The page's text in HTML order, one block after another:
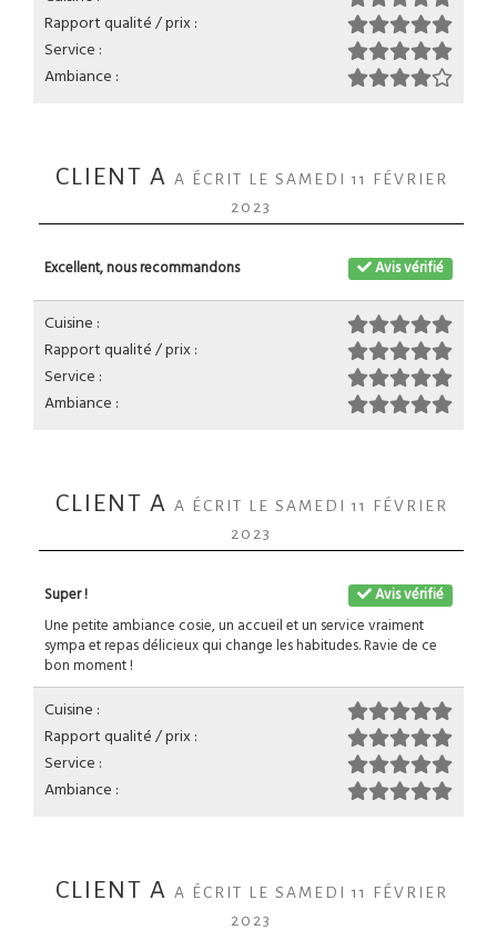
Rapport qualité / prix :
Service :
Ambiance :
CLIENT A A ÉCRIT LE SAMEDI 11 FÉVRIER
2023
Avis vérifié
Excellent, nous recommandons
Cuisine :
Rapport qualité / prix :
Service :
Ambiance :
CLIENT A A ÉCRIT LE SAMEDI 11 FÉVRIER
2023
Avis vérifié
Super !
Une petite ambiance cosie, un accueil et un service vraiment
sympa et repas délicieux qui change les habitudes. Ravie de ce
bon moment !
Cuisine :
Rapport qualité / prix :
Service :
Ambiance :
CLIENT A A ÉCRIT LE SAMEDI 11 FÉVRIER
2023